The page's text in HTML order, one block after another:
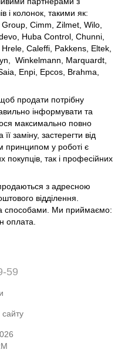
і колонок, такими як:
Cimm, Zilmet, Wilo,
Huba Control, Chunni,
Caleffi, Pakkens, Eltek,
Winkelmann, Marquardt,
Enpi, Epcos, Brahma,
продати потрібну
інформувати та
максимально повно
заміну, застерегти від
принципом у роботі є
покупців, так і професійних
з адресною
відділення.
способами. Ми приймаємо:
оплата.
59
сайту